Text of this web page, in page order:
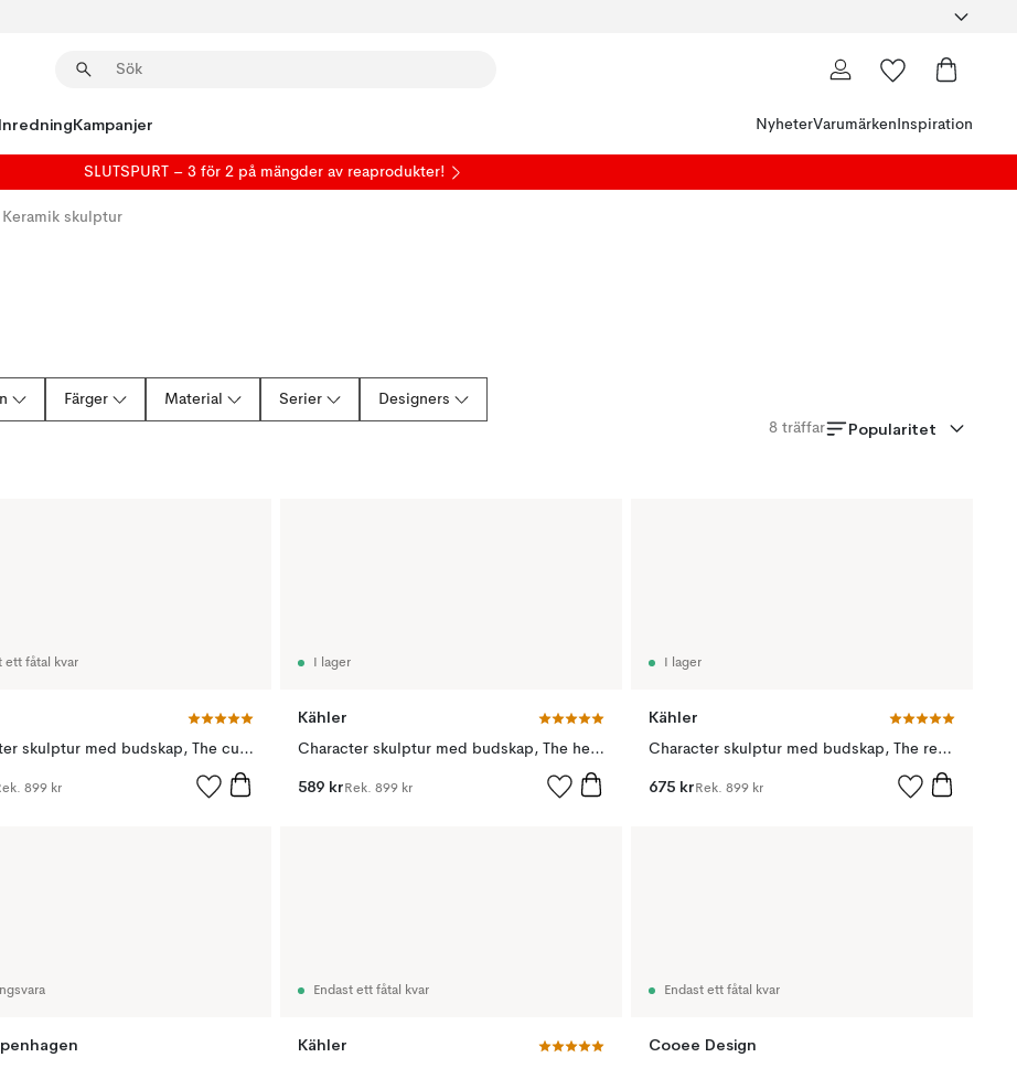
InredningKampanjer NyheterVarumärken Inspiration
SLUTSPURT – 3 för 2 på mängder av reaprodukter!
Keramik skulptur
Färger Material Serier Designers
8 träffar Popularitet
ett fåtal kvar
Character skulptur med budskap, The curious one
899 kr
I lager
Kähler
Character skulptur med budskap, The hedonist
589 kr Rek. 899 kr
I lager
Kähler
Character skulptur med budskap, The reflective one
675 kr Rek. 899 kr
Endast ett fåtal kvar
Kähler
Endast ett fåtal kvar
Cooee Design